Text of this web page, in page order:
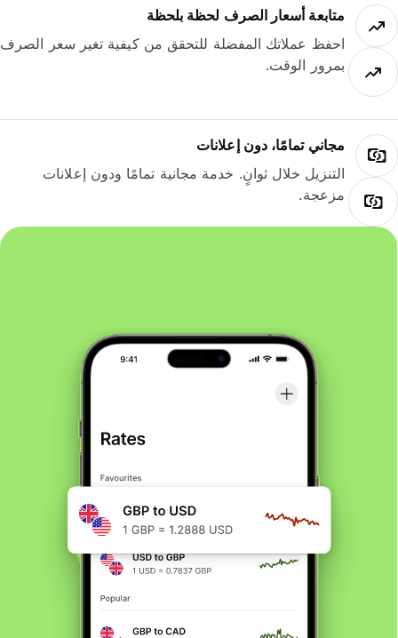
متابعة أسعار الصرف لحظة بلحظة
احفظ عملاتك المفضلة للتحقق من كيفية تغير سعر الصرف
بمرور الوقت.
مجاني تمامًا، دون إعلانات
التنزيل خلال ثوانٍ. خدمة مجانية تمامًا ودون إعلانات
مزعجة.